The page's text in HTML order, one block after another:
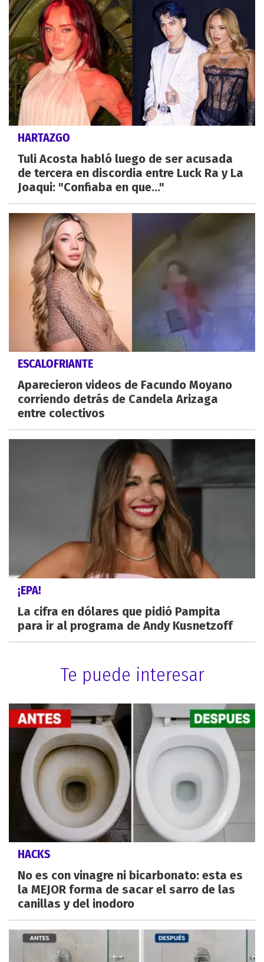
HARTAZGO
Tuli Acosta habló luego de ser acusada
de tercera en discordia entre Luck Ra y La
Joaqui: "Confiaba en que..."
ESCALOFRIANTE
Aparecieron videos de Facundo Moyano
corriendo detrás de Candela Arizaga
entre colectivos
¡EPA!
La cifra en dólares que pidió Pampita
para ir al programa de Andy Kusnetzoff
Te puede interesar
HACKS
No es con vinagre ni bicarbonato: esta es
la MEJOR forma de sacar el sarro de las
canillas y del inodoro